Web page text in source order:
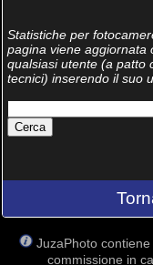
Statistiche per
pagina viene aggiornata
qualsiasi utente (a patto
tecnici) inserendo il suo
JuzaPhoto
commissione in